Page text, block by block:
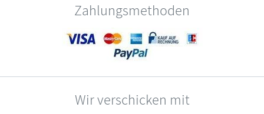
Zahlungsmethoden
Wir verschicken mit